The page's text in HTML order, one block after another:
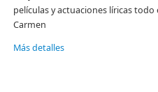
películas y actuaciones líricas
Carmen
Más detalles